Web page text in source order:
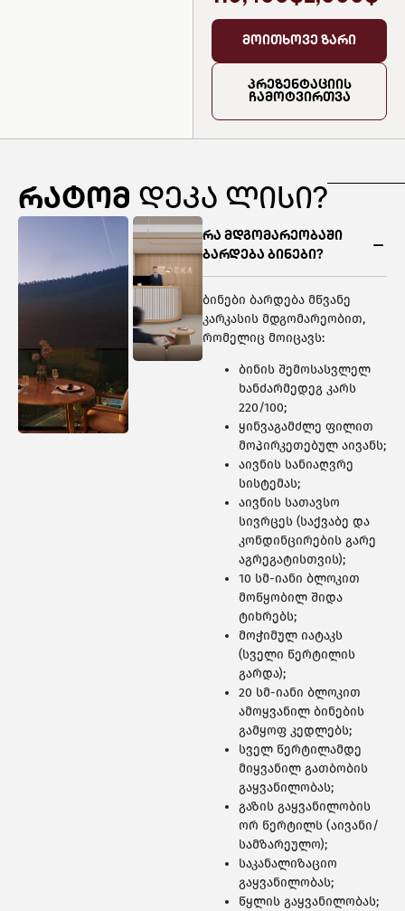
მოითხოვე ზარი
პრეზენტაციის
ჩამოტვირთვა
რატომ დეკა ლისი?
რა მდგომარეობაში
ბარდება ბინები?
ბინები ბარდება მწვანე
კარკასის მდგომარეობით,
რომელიც მოიცავს:
ბინის შემოსასვლელ
ხანძარმედეგ კარს
220/100;
ყინვაგამძლე ფილით
მოპირკეთებულ აივანს;
აივნის სანიაღვრე
სისტემას;
აივნის სათავსო
სივრცეს (საქვაბე და
კონდინცირების გარე
აგრეგატისთვის);
10 სმ-იანი ბლოკით
მოწყობილ შიდა
ტიხრებს;
მოჭიმულ იატაკს
(სველი წერტილის
გარდა);
20 სმ-იანი ბლოკით
ამოყვანილ ბინების
გამყოფ კედლებს;
სველ წერტილამდე
მიყვანილ გათბობის
გაყვანილობას;
გაზის გაყვანილობის
ორ წერტილს (აივანი/
სამზარეულო);
საკანალიზაციო
გაყვანილობას;
წყლის გაყვანილობას;